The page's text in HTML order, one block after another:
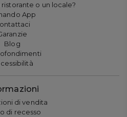
ristorante o un locale?
App
Blog
di vendita
di recesso